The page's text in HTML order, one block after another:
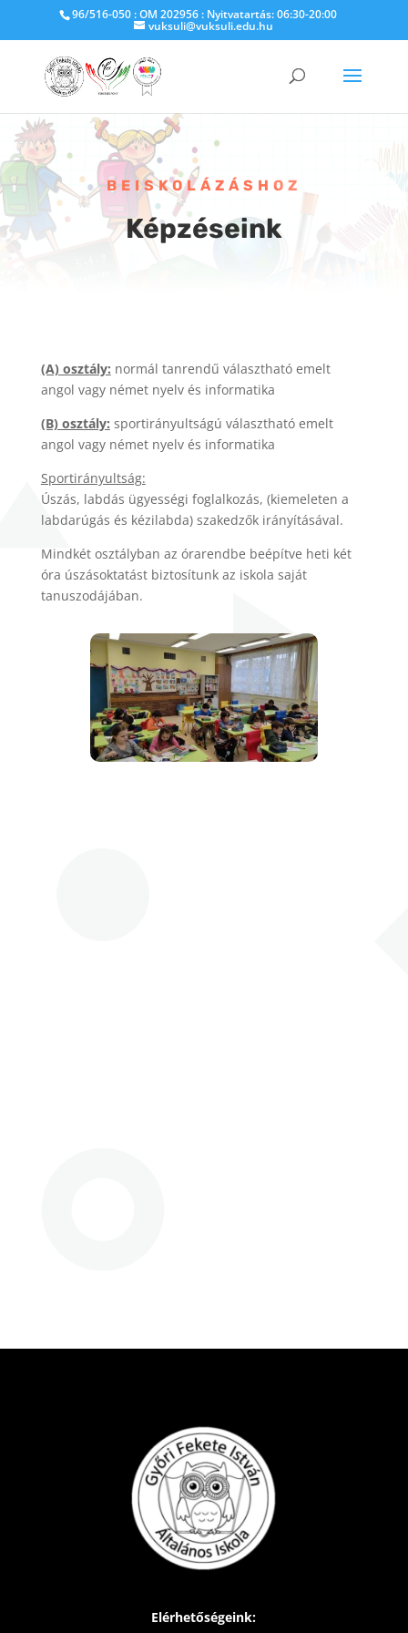
96/516-050 : OM 202956 : Nyitvatartás: 06:30-20:00
vuksuli@vuksuli.edu.hu
BEISKOLÁZÁSHOZ
Képzéseink
(A) osztály: normál tanrendű választható emelt
angol vagy német nyelv és informatika
(B) osztály: sportirányultságú választható emelt
angol vagy német nyelv és informatika
Sportirányultság:
Úszás, labdás ügyességi foglalkozás, (kiemeleten a
labdarúgás és kézilabda) szakedzők irányításával.
Mindkét osztályban az órarendbe beépítve heti két
óra úszásoktatást biztosítunk az iskola saját
tanuszodájában.
Elérhetőségeink: